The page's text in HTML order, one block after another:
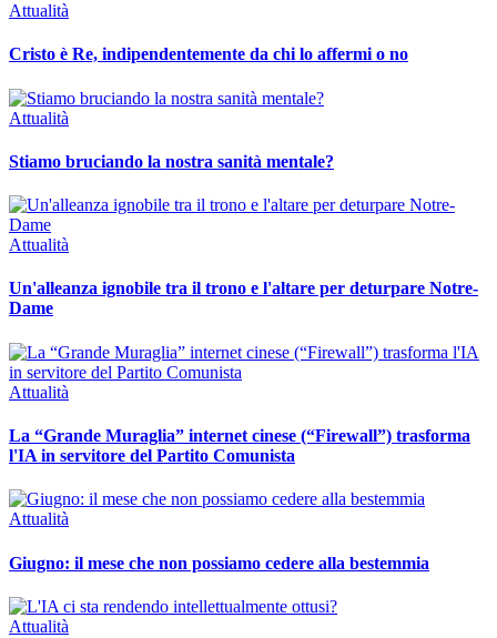
Attualità
Cristo è Re, indipendentemente da chi lo affermi o no
Attualità
Stiamo bruciando la nostra sanità mentale?
Attualità
Un'alleanza ignobile tra il trono e l'altare per deturpare Notre-
Dame
Attualità
La “Grande Muraglia” internet cinese (“Firewall”) trasforma
l'IA in servitore del Partito Comunista
Attualità
Giugno: il mese che non possiamo cedere alla bestemmia
Attualità